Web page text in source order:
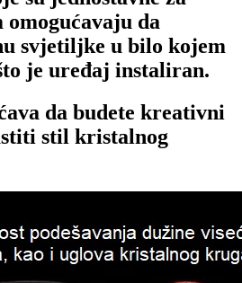
omogućavaju da
svjetiljke u bilo kojem
je uređaj instaliran.
da budete kreativni
stil kristalnog